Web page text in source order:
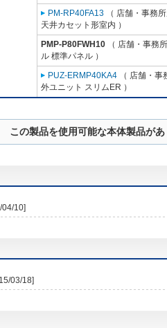
PM-RP40FA13 （ 店舗・事務
天井カセット形室内 ）
PMP-P80FWH10 （ 店舗・事務
ル 標準パネル ）
PUZ-ERMP40KA4 （ 店舗・
外ユニット スリムER ）
この製品を使用可能な本体製品が
04/10]
03/18]